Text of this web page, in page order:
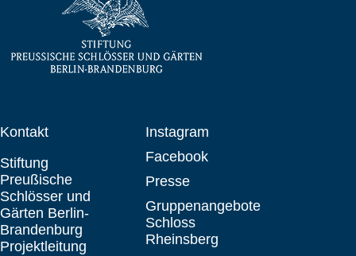
Kontakt
Stiftung
Preußische
Schlösser und
Gärten Berlin-
Brandenburg
Projektleitung
Instagram
Facebook
Presse
Gruppenangebote
Schloss
Rheinsberg